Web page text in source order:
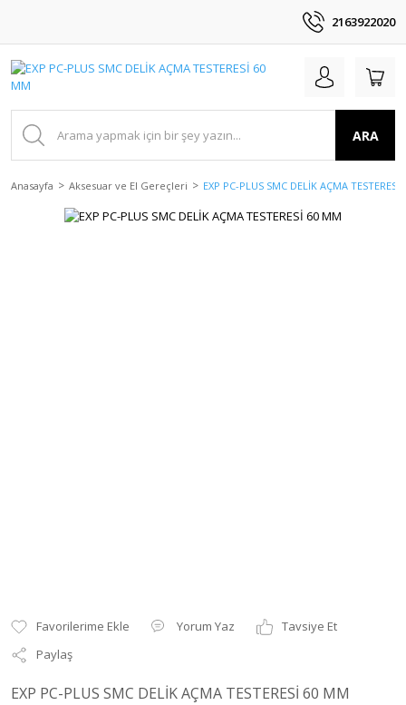
2163922020
ARA
Anasayfa Aksesuar ve El Gereçleri EXP PC-PLUS SMC DELİK AÇMA TESTERESİ
Yorum Yaz
Tavsiye Et
Paylaş
EXP PC-PLUS SMC DELİK AÇMA TESTERESİ 60 MM